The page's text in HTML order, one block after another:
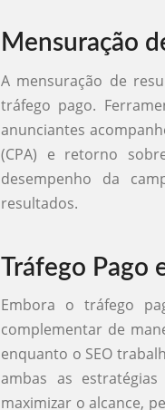
Mensuração
A mensuração de
tráfego pago.
anunciantes
(CPA) e retorno
desempenho da
resultados.
Tráfego Pago
Embora o tráfego
complementar de
enquanto o SEO
ambas as
maximizar o alcance,